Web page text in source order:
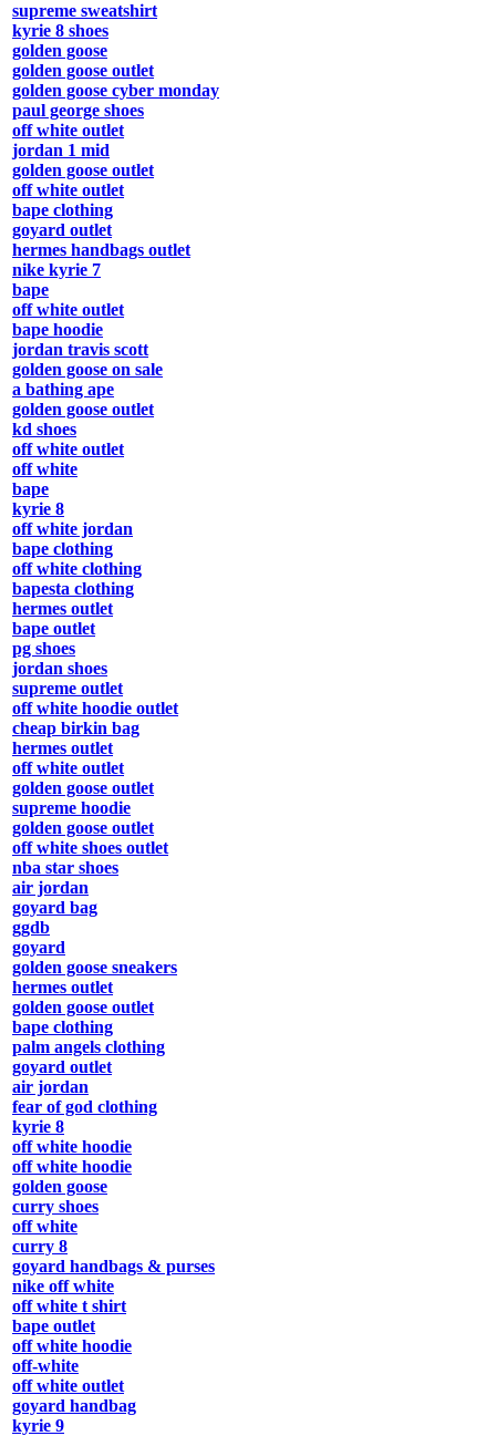
supreme sweatshirt
kyrie 8 shoes
golden goose
golden goose outlet
golden goose cyber monday
paul george shoes
off white outlet
jordan 1 mid
golden goose outlet
off white outlet
bape clothing
goyard outlet
hermes handbags outlet
nike kyrie 7
bape
off white outlet
bape hoodie
jordan travis scott
golden goose on sale
a bathing ape
golden goose outlet
kd shoes
off white outlet
off white
bape
kyrie 8
off white jordan
bape clothing
off white clothing
bapesta clothing
hermes outlet
bape outlet
pg shoes
jordan shoes
supreme outlet
off white hoodie outlet
cheap birkin bag
hermes outlet
off white outlet
golden goose outlet
supreme hoodie
golden goose outlet
off white shoes outlet
nba star shoes
air jordan
goyard bag
ggdb
goyard
golden goose sneakers
hermes outlet
golden goose outlet
bape clothing
palm angels clothing
goyard outlet
air jordan
fear of god clothing
kyrie 8
off white hoodie
off white hoodie
golden goose
curry shoes
off white
curry 8
goyard handbags & purses
nike off white
off white t shirt
bape outlet
off white hoodie
off-white
off white outlet
goyard handbag
kyrie 9